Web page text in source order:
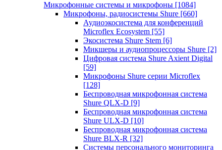
Микрофонные системы и микрофоны [1084]
Микрофоны, радиосистемы Shure [660]
Аудиоэкосистема для конференций
Microflex Ecosystem [55]
Экосистема Shure Stem [6]
Микшеры и аудиопроцессоры Shure [2]
Цифровая система Shure Axient Digital
[59]
Микрофоны Shure серии Microflex
[128]
Беспроводная микрофонная система
Shure QLX-D [9]
Беспроводная микрофонная система
Shure ULX-D [10]
Беспроводная микрофонная система
Shure BLX-R [32]
Системы персонального мониторинга